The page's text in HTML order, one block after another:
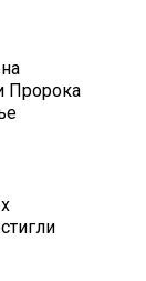
Пророка